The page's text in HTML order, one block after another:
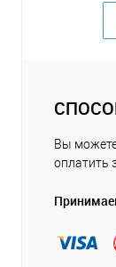
Вы
оплатить